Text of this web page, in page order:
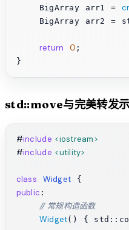
    BigArray arr1 =
BigArray arr2 =
return 0 ;
std::move与完美转发
#include <iostream>
#include <utility>
class Widget
public :
// 常规构造函数
Widget() {